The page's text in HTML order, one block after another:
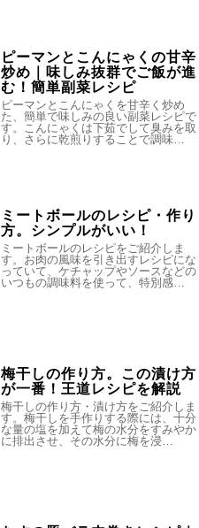
ピーマンとこんにゃくの甘辛
炒め｜味しみ抜群でご飯が進
む！簡単副菜レシピ
ピーマンとこんにゃくを甘辛く炒め
た、簡単で味しみの良い副菜レシピで
す。こんにゃくは下茹でして臭みを取
り、さらに乾煎りすることで調味…
ミートボールのレシピ・作り
方。シンプルがいい！
ミートボールのレシピをご紹介しま
す。お肉の風味を引き出すレシピにな
っていて、ケチャップやソースなどの
いつもの調味料を使って、特別感…
梅干しの作り方。この漬け方
が一番！王道レシピを解説
梅干しの作り方・漬け方をご紹介しま
す。梅干しを手作りする際には、十分
な量の塩を加えて梅の水分をすみやか
に排出させ、その水分に梅を浸…